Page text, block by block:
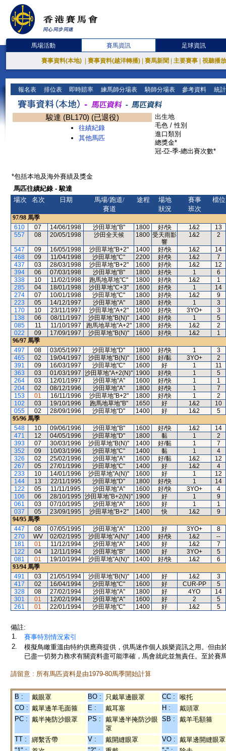
馬場活動 賽馬資訊 足球資訊
賽事資料(本地) 賽事資料(越洋轉播) 賽馬新聞 主要賽事 視聽播
報名表 排位表 即時賠率 練馬師分場表 騎師分場表 參考資料 統
駿達 (BL170) (已退役)
往績紀錄
其他馬匹
出生地
毛色 / 性別
進口類別
總獎金*
冠-亞-季-總出賽次數*
*包括本地及海外賽績及獎金
馬匹往績紀錄 - 駿達
場次
名次 日期
馬場/跑道/
賽道
途程
場地
狀況
賽事
班次
檔位
97/98 馬季
610
07 14/06/1998 沙田草地"B" 1800 好/快 1&2
13
557
08 20/05/1998 沙田全天候 1800 受天雨影
響
1&2 2
547 09 16/05/1998 沙田草地"B+2" 1400 好/快 1&2
14
468
09 11/04/1998 沙田草地"C" 2200 好/快 1&2
7
437
03 28/03/1998 沙田草地"B+2" 1600 好/快 1&2
12
394
06 07/03/1998 沙田草地"B" 1800 好/快 1
6
338
10 11/02/1998 跑馬地草地"C" 1800 好/快 1&2
1
285
04 18/01/1998 沙田草地"C+3" 1600 好/快 1
14
274
07 10/01/1998 沙田草地"C" 1800 好/快 1&2
9
223
05 14/12/1997 沙田草地"A" 1800 好/快 1
3
170
10 23/11/1997 沙田草地"A+2" 1600 好/快 3YO+
3
138
06 08/11/1997 沙田草地"B(N)" 1400 好/快 1
5
085
11 11/10/1997 跑馬地草地"A+2" 1800 好/快 1&2
2
022
09 17/09/1997 沙田草地"B(N)" 1600 好/快 1&2
1
96/97 馬季
497
08 03/05/1997 沙田草地"D" 1800 好/快 1
3
465
02 19/04/1997 沙田草地"B(N)" 1600 好/黏 3YO+
2
391
09 16/03/1997 沙田草地"C" 1600 好 1
11
363
03 01/03/1997 沙田草地"A+2(N)" 1900 好/快 1
5
264
03 12/01/1997 沙田草地"A" 1600 好/快 1
1
204
02 08/12/1996 沙田草地"A" 1800 好/快 1
7
153
01 16/11/1996 沙田草地"B+2" 1800 好/快 1
2
102
03 19/10/1996 跑馬地草地"B" 1650 好 1&2
10
055
02 28/09/1996 沙田草地"D" 1400 好 1&2
5
95/96 馬季
548
10 09/06/1996 沙田草地"B" 1600 好/快 1&2
14
471
12 04/05/1996 沙田草地"D" 1800 黏 1
2
393
07 30/03/1996 沙田草地"B(N)" 1400 好/黏 1
7
352
09 10/03/1996 沙田草地"C" 1400 黏 1
4
326
02 25/02/1996 沙田草地"A" 1600 好/黏 1&2
12
267
05 27/01/1996 沙田草地"C" 1400 好 1&2
4
233
10 14/01/1996 沙田草地"A(N)" 1600 好 1
12
144
13 22/11/1995 沙田草地"D" 1800 好/快 1
14
122
05 11/11/1995 沙田草地"A" 1600 好/快 3YO+
4
106
06 28/10/1995 沙田草地"B+2(N)" 1900 好 1
9
061
03 07/10/1995 沙田草地"A" 1600 好 1
1
037
05 23/09/1995 沙田草地"B+2" 1400 快 1&2
9
94/95 馬季
447
08 07/05/1995 沙田草地"A" 1200 好 3YO+
8
270
WV 02/02/1995 沙田草地"A(N)" 1400 好/快 1&2
--
181
01 11/12/1994 沙田草地"A" 1400 好 1&2
7
122
04 12/11/1994 沙田草地"B" 1600 好 3YO+
5
081
01 19/10/1994 沙田草地"A(N)" 1400 好/快 1&2
6
93/94 馬季
491
03 21/05/1994 沙田草地"B(N)" 1400 好 1&2
3
417
02 16/04/1994 沙田草地"C" 1600 好 CUR-PP
5
328
08 27/02/1994 沙田草地"A" 1800 好 4YO
14
301
01 12/02/1994 沙田草地"A" 1600 好 2
5
261
01 22/01/1994 沙田草地"C" 1400 好 1&2 5
備註:
1.
賽事特別情況索引
2.
模擬鳥瞰重溫由特約供應商提供，供馬迷作個人娛樂資訊之用。但
已盡一切努力務求有關資料盡可能準確，馬會就此並無責任。至於賽
請留意 : 所有馬匹資料是由1979-80馬季開始計算
B : 戴眼罩 BO : 只戴單邊眼罩 CC :
喉托
CO : 戴單邊羊毛面箍 E : 戴耳塞 H :
戴頭罩
PC : 戴半掩防沙眼罩 PS :
戴單邊半掩防沙眼
罩
SB : 戴羊毛額箍
TT : 綁繫舌帶 V : 戴開縫眼罩 VO : 戴單邊開縫眼罩